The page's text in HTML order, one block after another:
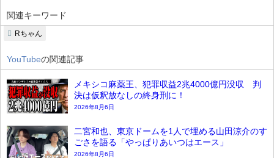
関連キーワード
Rちゃん
YouTubeの関連記事
メキシコ麻薬王、犯罪収益2兆4000億円没収 判
決は仮釈放なしの終身刑に！
2026年8月6日
二宮和也、東京ドームを1人で埋める山田涼介のす
ごさを語る「やっぱりあいつはエース」
2026年8月6日